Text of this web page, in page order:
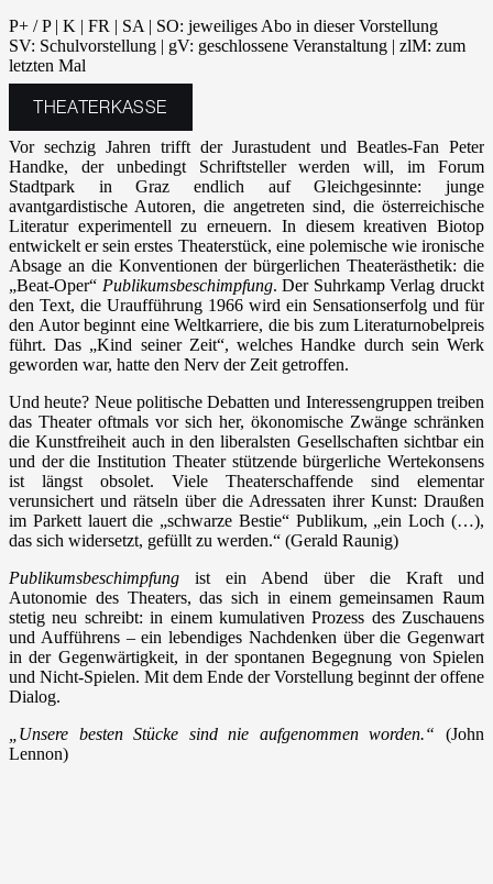
P+ / P | K | FR | SA | SO: jeweiliges Abo in dieser Vorstellung
SV: Schulvorstellung | gV: geschlossene Veranstaltung | zlM: zum
letzten Mal
THEATERKASSE
Vor sechzig Jahren trifft der Jurastudent und Beatles-Fan Peter
Handke, der unbedingt Schriftsteller werden will, im Forum
Stadtpark in Graz endlich auf Gleichgesinnte: junge
avantgardistische Autoren, die angetreten sind, die österreichische
Literatur experimentell zu erneuern. In diesem kreativen Biotop
entwickelt er sein erstes Theaterstück, eine polemische wie ironische
Absage an die Konventionen der bürgerlichen Theaterästhetik: die
„Beat-Oper“ Publikumsbeschimpfung. Der Suhrkamp Verlag druckt
den Text, die Uraufführung 1966 wird ein Sensationserfolg und für
den Autor beginnt eine Weltkarriere, die bis zum Literaturnobelpreis
führt. Das „Kind seiner Zeit“, welches Handke durch sein Werk
geworden war, hatte den Nerv der Zeit getroffen.
Und heute? Neue politische Debatten und Interessengruppen treiben
das Theater oftmals vor sich her, ökonomische Zwänge schränken
die Kunstfreiheit auch in den liberalsten Gesellschaften sichtbar ein
und der die Institution Theater stützende bürgerliche Wertekonsens
ist längst obsolet. Viele Theaterschaffende sind elementar
verunsichert und rätseln über die Adressaten ihrer Kunst: Draußen
im Parkett lauert die „schwarze Bestie“ Publikum, „ein Loch (…),
das sich widersetzt, gefüllt zu werden.“ (Gerald Raunig)
Publikumsbeschimpfung ist ein Abend über die Kraft und
Autonomie des Theaters, das sich in einem gemeinsamen Raum
stetig neu schreibt: in einem kumulativen Prozess des Zuschauens
und Aufführens – ein lebendiges Nachdenken über die Gegenwart
in der Gegenwärtigkeit, in der spontanen Begegnung von Spielen
und Nicht-Spielen. Mit dem Ende der Vorstellung beginnt der offene
Dialog.
„Unsere besten Stücke sind nie aufgenommen worden.“ (John
Lennon)